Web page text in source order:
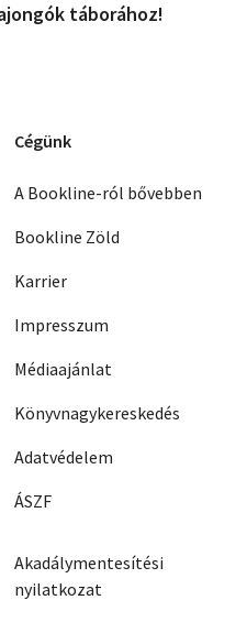
táborához!
Cégünk
A Bookline-ról bővebben
Bookline Zöld
Karrier
Impresszum
Médiaajánlat
Könyvnagykereskedés
Adatvédelem
ÁSZF
Akadálymentesítési
nyilatkozat